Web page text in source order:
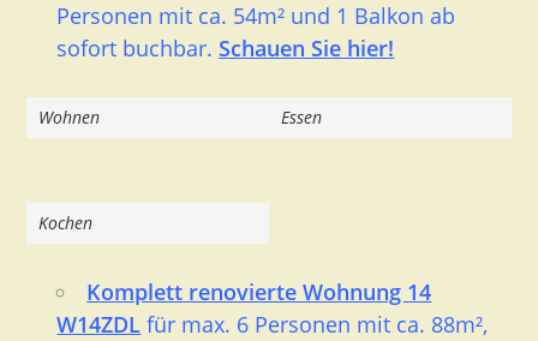
Personen mit ca. 54m² und 1 Balkon ab
sofort buchbar.Schauen Sie hier!
Wohnen Essen
Kochen
Komplett renovierteWohnung 14
W14ZDL für max. 6 Personen mit ca. 88m²,